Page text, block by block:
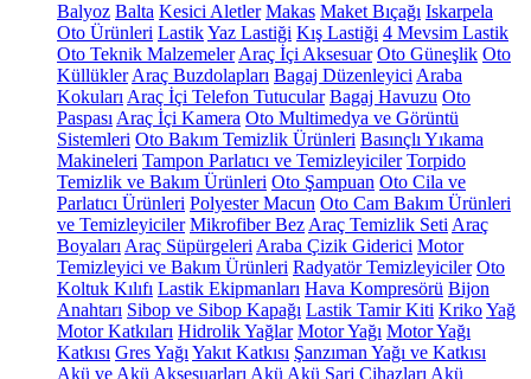
Balyoz Balta Kesici Aletler Makas Maket Bıçağı Iskarpela
Oto Ürünleri LastikYaz Lastiği Kış Lastiği 4 Mevsim Lastik
Oto Teknik Malzemeler Araç İçi Aksesuar Oto Güneşlik Oto
Küllükler Araç Buzdolapları Bagaj Düzenleyici Araba
Kokuları Araç İçi Telefon Tutucular Bagaj Havuzu Oto
Paspası Araç İçi Kamera Oto Multimedya ve Görüntü
Sistemleri Oto Bakım Temizlik Ürünleri Basınçlı Yıkama
Makineleri Tampon Parlatıcı ve Temizleyiciler Torpido
Temizlik ve Bakım Ürünleri Oto Şampuan Oto Cila ve
Parlatıcı Ürünleri Polyester Macun Oto Cam Bakım Ürünleri
ve Temizleyiciler Mikrofiber Bez Araç Temizlik Seti Araç
Boyaları Araç Süpürgeleri Araba Çizik Giderici Motor
Temizleyici ve Bakım Ürünleri Radyatör Temizleyiciler Oto
Koltuk Kılıfı Lastik Ekipmanları Hava Kompresörü Bijon
Anahtarı Sibop ve Sibop Kapağı Lastik Tamir Kiti KrikoYağ
Motor Katkıları Hidrolik Yağlar Motor Yağı Motor Yağı
Katkısı Gres Yağı Yakıt Katkısı Şanzıman Yağı ve Katkısı
Akü ve Akü Aksesuarları Akü Akü Şarj Cihazları Akü